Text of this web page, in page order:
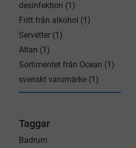
önskelista
desinfektion (1)
Fritt från alkohol (1)
Servetter (1)
Altan (1)
Sortimentet från Ocean (1)
svenskt varumärke (1)
Taggar
Badrum